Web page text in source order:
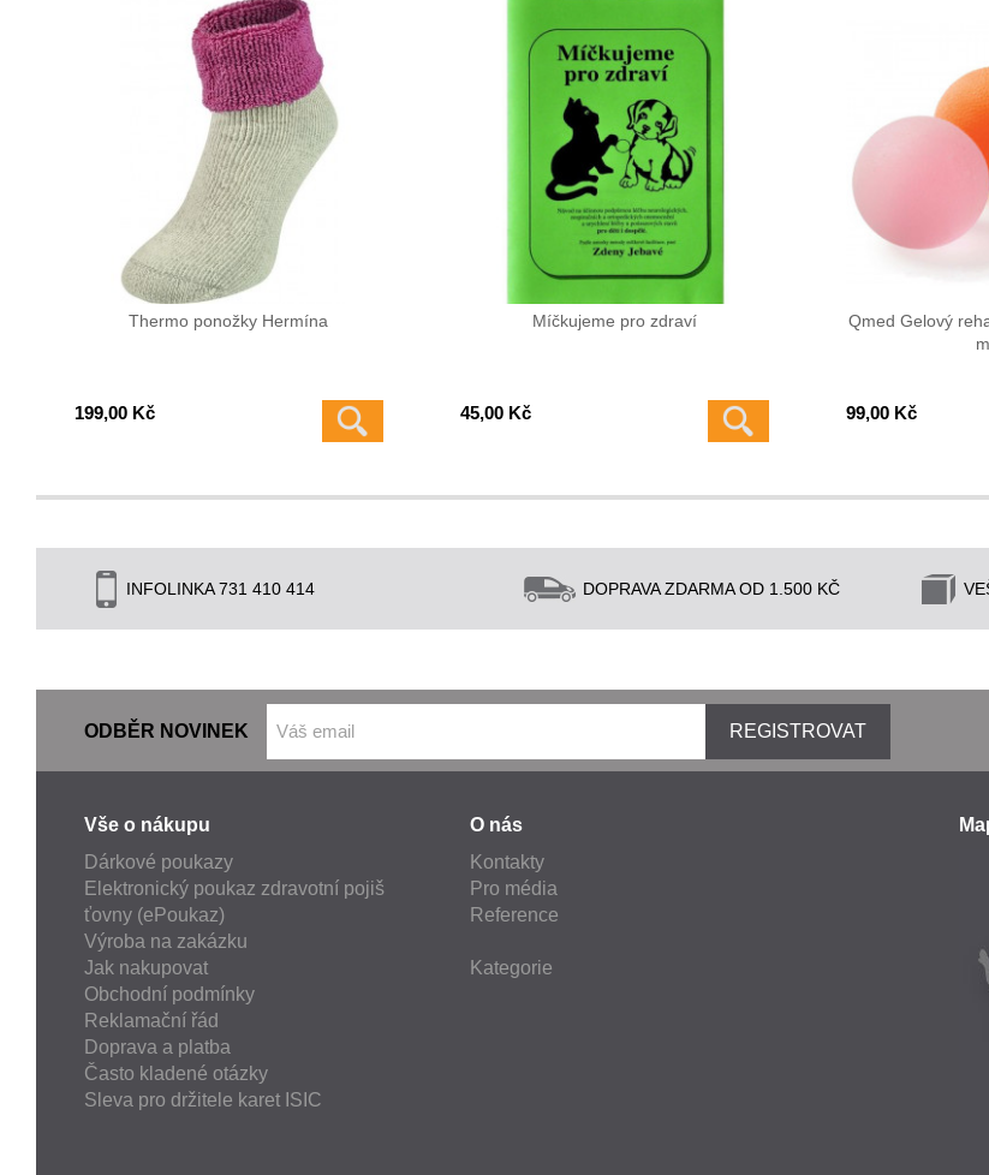
Thermo ponožky Hermína
199,00 Kč
Míčkujeme pro zdraví
45,00 Kč
Qmed Gelový
99,00 Kč
INFOLINKA 731 410 414 DOPRAVA ZDARMA OD 1.500 KČ
ODBĚR NOVINEK REGISTROVAT
Vše o nákupu
Dárkové poukazy
Elektronický poukaz zdravotní pojiš
ťovny (ePoukaz)
Výroba na zakázku
Jak nakupovat
Obchodní podmínky
Reklamační řád
Doprava a platba
Často kladené otázky
Sleva pro držitele karet ISIC
O nás
Kontakty
Pro média
Reference
Kategorie